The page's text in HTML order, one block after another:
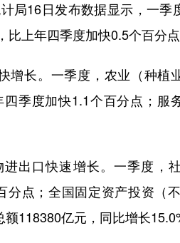
16日发布数据显示，一季
比上年四季度加快0.5个百分点
长。一季度，农业（种植
季度加快1.1个百分点；服
口快速增长。一季度，
分点；全国固定资产投资（
118380亿元，同比增长